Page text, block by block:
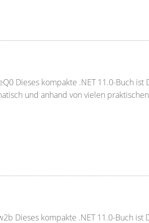
Dieses kompakte .NET 11.0-Buch
und anhand von vielen
Dieses kompakte .NET 11.0-Buch